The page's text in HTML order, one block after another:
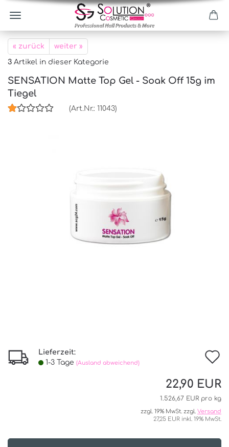
« zurück weiter »
3 Artikel in dieser Kategorie
SENSATION Matte Top Gel - Soak Off 15g im
Tiegel
(Art.Nr.: 11043)
Lieferzeit:
1-3 Tage (Ausland abweichend)
22,90 EUR
1.526,67 EUR pro kg
zzgl. 19% MwSt. zzgl. Versand
27,25 EUR inkl. 19% MwSt.